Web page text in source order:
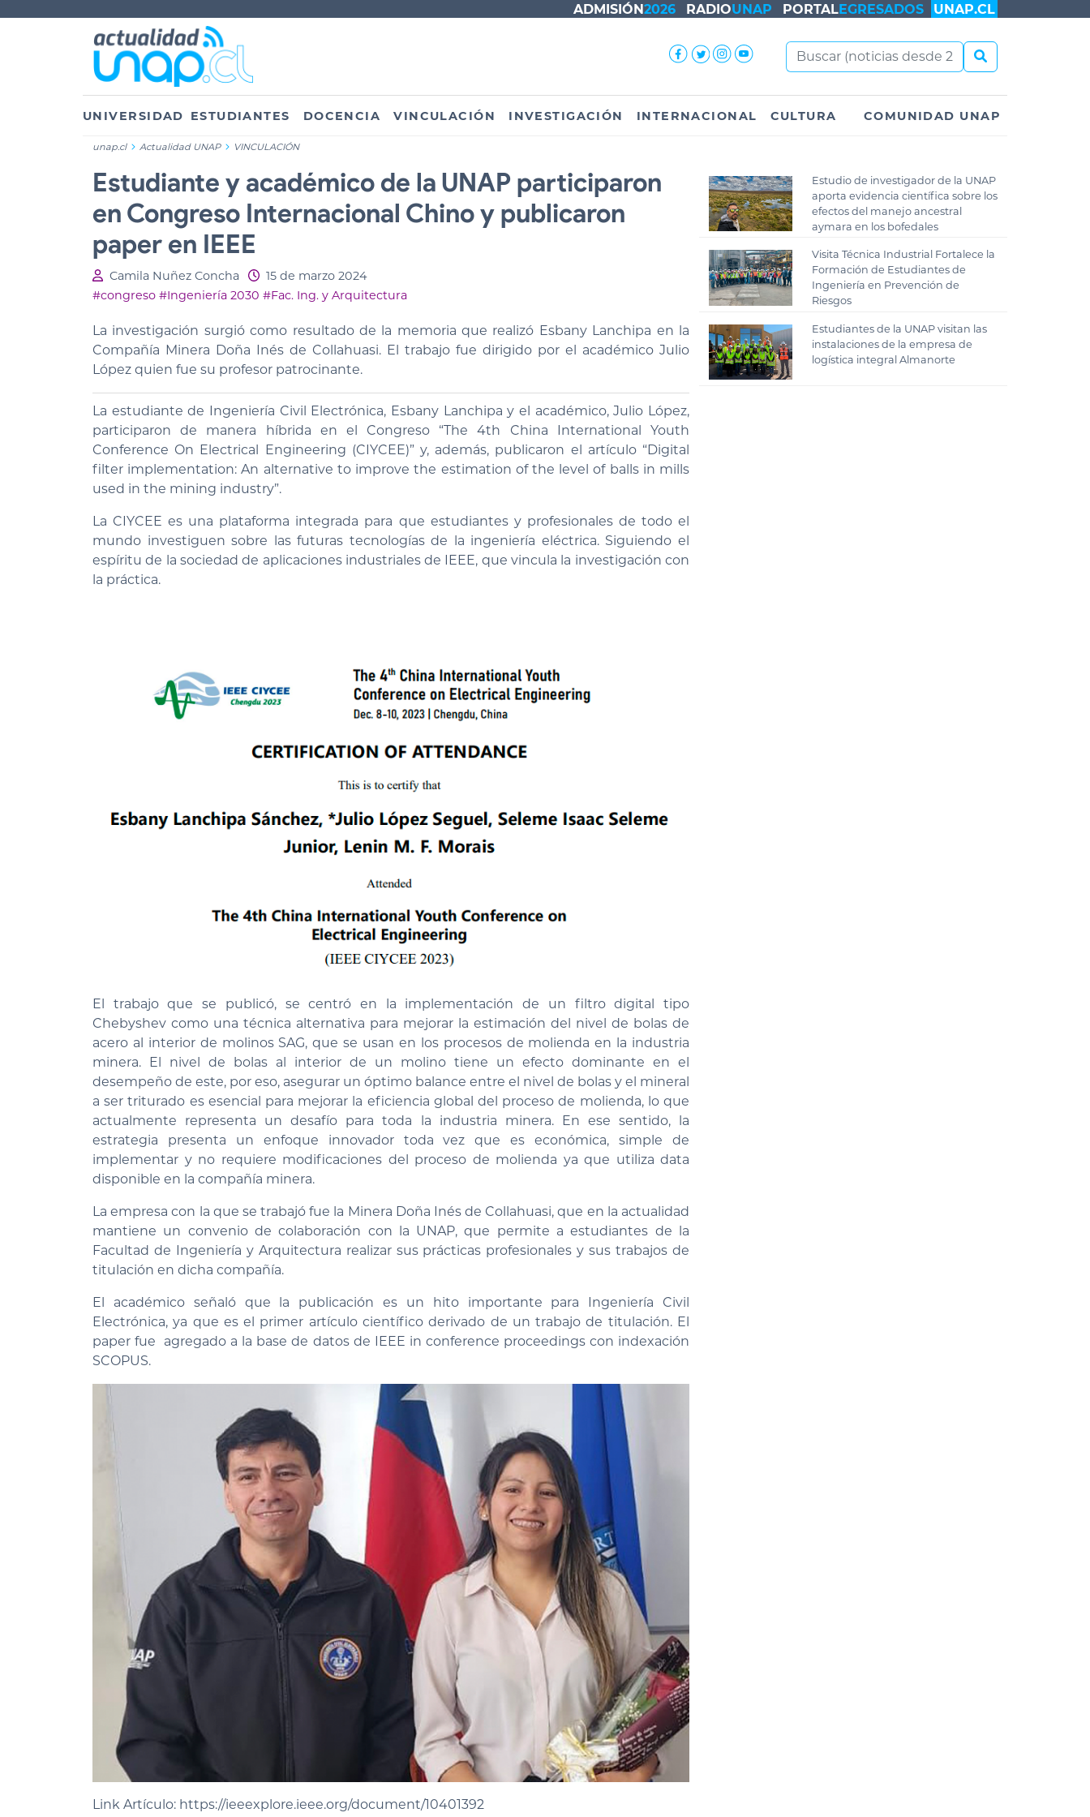
ADMISIÓN2026 RADIOUNAP PORTALEGRESADOS UNAP.CL
UNIVERSIDAD ESTUDIANTES DOCENCIA VINCULACIÓN INVESTIGACIÓN INTERNACIONAL CULTURA COMUNIDAD UNAP
unap.cl Actualidad UNAP VINCULACIÓN
Estudiante y académico de la UNAP participaron
en Congreso Internacional Chino y publicaron
paper en IEEE
Camila Nuñez Concha
15 de marzo 2024
#congreso #Ingeniería 2030 #Fac. Ing. y Arquitectura
La investigación surgió como resultado de la memoria que realizó Esbany Lanchipa en la
Compañía Minera Doña Inés de Collahuasi. El trabajo fue dirigido por el académico Julio
López quien fue su profesor patrocinante.
La estudiante de Ingeniería Civil Electrónica, Esbany Lanchipa y el académico, Julio López,
participaron de manera híbrida en el Congreso “The 4th China International Youth
Conference On Electrical Engineering (CIYCEE)” y, además, publicaron el artículo “Digital
filter implementation: An alternative to improve the estimation of the level of balls in mills
used in the mining industry”.
La CIYCEE es una plataforma integrada para que estudiantes y profesionales de todo el
mundo investiguen sobre las futuras tecnologías de la ingeniería eléctrica. Siguiendo el
espíritu de la sociedad de aplicaciones industriales de IEEE, que vincula la investigación con
la práctica.
El trabajo que se publicó, se centró en la implementación de un filtro digital tipo
Chebyshev como una técnica alternativa para mejorar la estimación del nivel de bolas de
acero al interior de molinos SAG, que se usan en los procesos de molienda en la industria
minera. El nivel de bolas al interior de un molino tiene un efecto dominante en el
desempeño de este, por eso, asegurar un óptimo balance entre el nivel de bolas y el mineral
a ser triturado es esencial para mejorar la eficiencia global del proceso de molienda, lo que
actualmente representa un desafío para toda la industria minera. En ese sentido, la
estrategia presenta un enfoque innovador toda vez que es económica, simple de
implementar y no requiere modificaciones del proceso de molienda ya que utiliza data
disponible en la compañía minera.
La empresa con la que se trabajó fue la Minera Doña Inés de Collahuasi, que en la actualidad
mantiene un convenio de colaboración con la UNAP, que permite a estudiantes de la
Facultad de Ingeniería y Arquitectura realizar sus prácticas profesionales y sus trabajos de
titulación en dicha compañía.
El académico señaló que la publicación es un hito importante para Ingeniería Civil
Electrónica, ya que es el primer artículo científico derivado de un trabajo de titulación. El
paper fue agregado a la base de datos de IEEE in conference proceedings con indexación
SCOPUS.
Link Artículo: https://ieeexplore.ieee.org/document/10401392
Estudio de investigador de la UNAP
aporta evidencia científica sobre los
efectos del manejo ancestral
aymara en los bofedales
Visita Técnica Industrial Fortalece la
Formación de Estudiantes de
Ingeniería en Prevención de
Riesgos
Estudiantes de la UNAP visitan las
instalaciones de la empresa de
logística integral Almanorte